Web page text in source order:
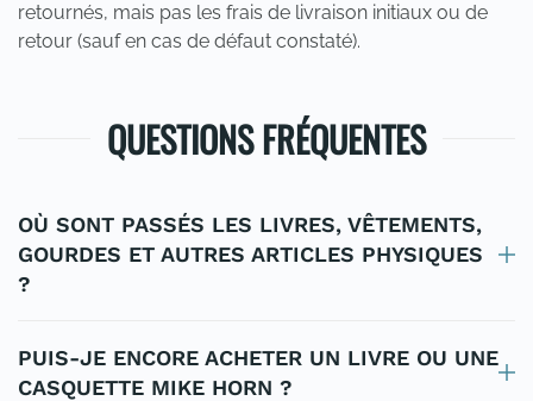
retournés, mais pas les frais de livraison initiaux ou de
retour (sauf en cas de défaut constaté).
QUESTIONS FRÉQUENTES
OÙ SONT PASSÉS LES LIVRES, VÊTEMENTS,
GOURDES ET AUTRES ARTICLES PHYSIQUES
?
PUIS-JE ENCORE ACHETER UN LIVRE OU UNE
CASQUETTE MIKE HORN ?